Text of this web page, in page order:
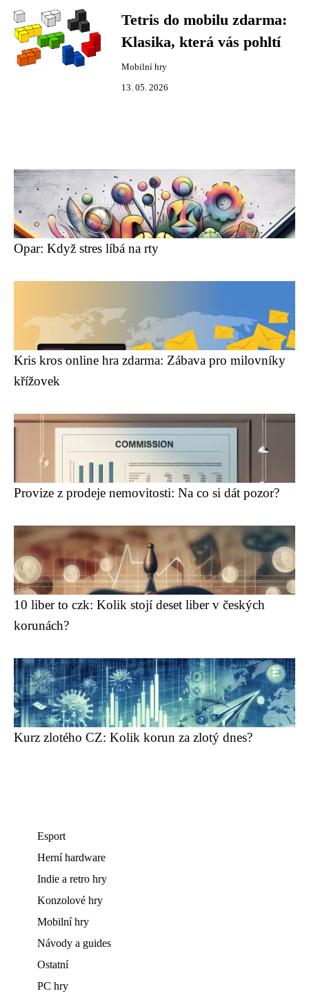
Tetris do mobilu zdarma:
Klasika, která vás pohltí
Mobilní hry
13. 05. 2026
Opar: Když stres líbá na rty
Kris kros online hra zdarma: Zábava pro milovníky
křížovek
Provize z prodeje nemovitosti: Na co si dát pozor?
10 liber to czk: Kolik stojí deset liber v českých
korunách?
Kurz zlotého CZ: Kolik korun za zlotý dnes?
Esport
Herní hardware
Indie a retro hry
Konzolové hry
Mobilní hry
Návody a guides
Ostatní
PC hry